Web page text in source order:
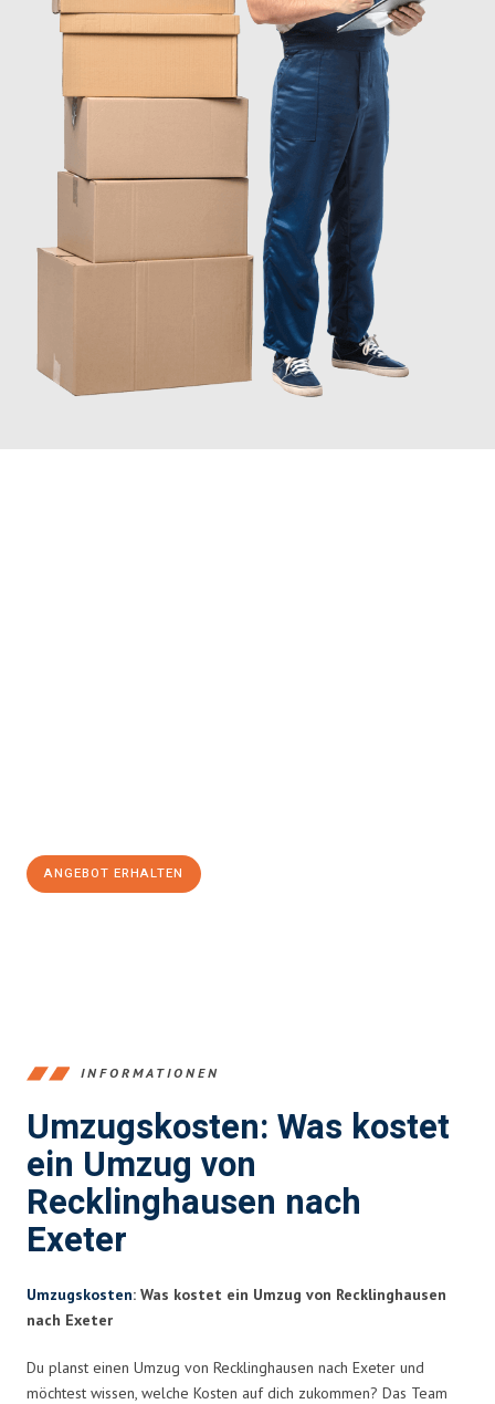
ANGEBOT ERHALTEN
INFORMATIONEN
Umzugskosten: Was kostet
ein Umzug von
Recklinghausen nach
Exeter
Umzugskosten: Was kostet ein Umzug von Recklinghausen
nach Exeter
Du planst einen Umzug von Recklinghausen nach Exeter und
möchtest wissen, welche Kosten auf dich zukommen? Das Team